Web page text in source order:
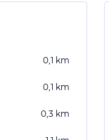
0,1 km
0,1 km
0,3 km